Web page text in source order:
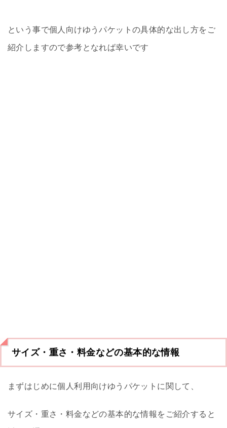
という事で個人向けゆうパケットの具体的な出し方をご
紹介しますので参考となれば幸いです
サイズ・重さ・料金などの基本的な情報
まずはじめに個人利用向けゆうパケットに関して、
サイズ・重さ・料金などの基本的な情報をご紹介すると